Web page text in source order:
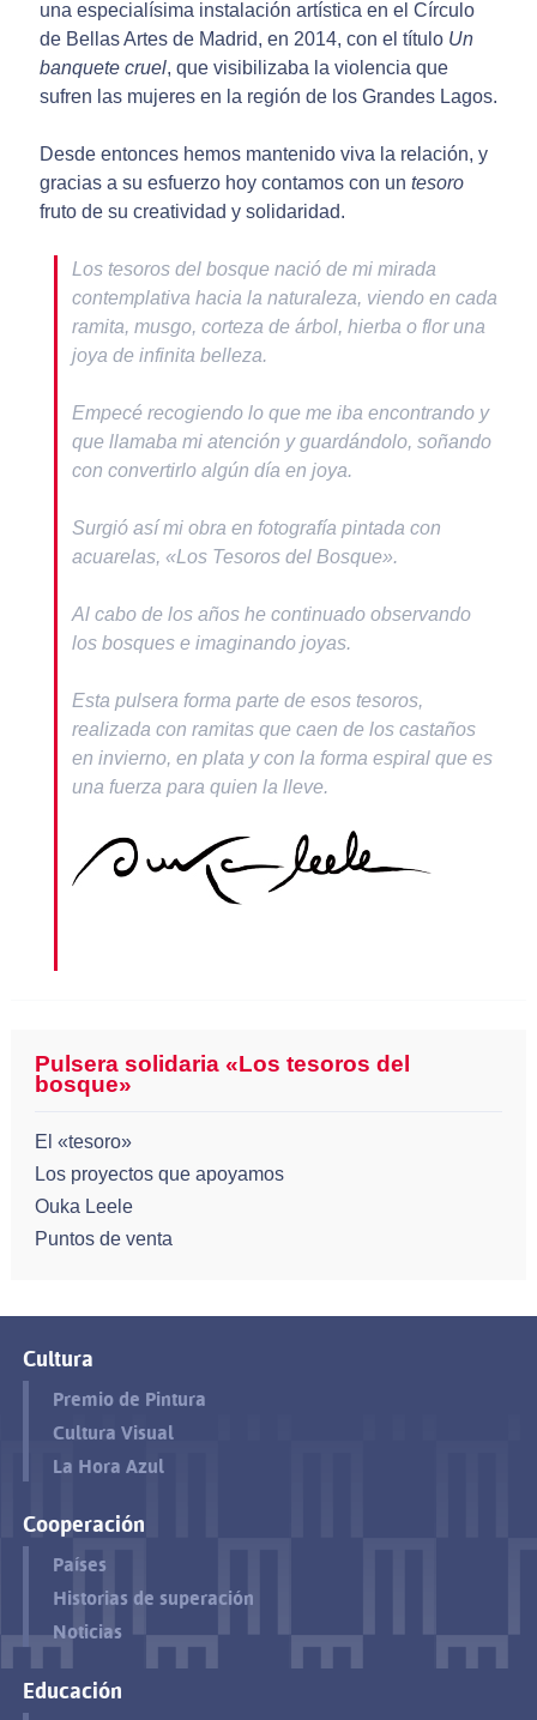
una especialísima instalación artística en el Círculo
de Bellas Artes de Madrid, en 2014, con el título Un
banquete cruel, que visibilizaba la violencia que
sufren las mujeres en la región de los Grandes Lagos.
Desde entonces hemos mantenido viva la relación, y
gracias a su esfuerzo hoy contamos con un tesoro
fruto de su creatividad y solidaridad.
Los tesoros del bosque nació de mi mirada
contemplativa hacia la naturaleza, viendo en cada
ramita, musgo, corteza de árbol, hierba o flor una
joya de infinita belleza.
Empecé recogiendo lo que me iba encontrando y
que llamaba mi atención y guardándolo, soñando
con convertirlo algún día en joya.
Surgió así mi obra en fotografía pintada con
acuarelas, «Los Tesoros del Bosque».
Al cabo de los años he continuado observando
los bosques e imaginando joyas.
Esta pulsera forma parte de esos tesoros,
realizada con ramitas que caen de los castaños
en invierno, en plata y con la forma espiral que es
una fuerza para quien la lleve.
Pulsera solidaria «Los tesoros del
bosque»
El «tesoro»
Los proyectos que apoyamos
Ouka Leele
Puntos de venta
Cultura
Premio de Pintura
Cultura Visual
La Hora Azul
Cooperación
Países
Historias de superación
Noticias
Educación